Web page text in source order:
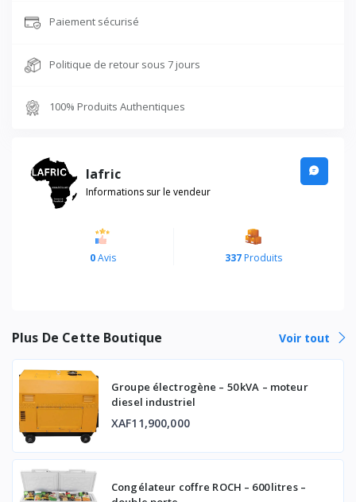
Paiement sécurisé
Politique de retour sous 7 jours
100% Produits Authentiques
lafric
Informations sur le vendeur
0Avis 337Produits
Plus De Cette Boutique Voir tout
Groupe électrogène – 50 kVA – moteur
diesel industriel
XAF11,900,000
Congélateur coffre ROCH – 600 litres –